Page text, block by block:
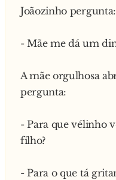
Joãozinho pergunta:
- Mãe me dá um
A mãe orgulhosa
pergunta:
- Para que vélinho
filho?
- Para o que tá